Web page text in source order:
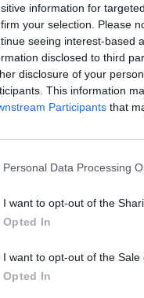
information for
your selection. Please
seeing interest-based
disclosed to third
disclosure of your
This information
Participants that
Personal Data Processing
I want to opt-out of the
Opted In
I want to opt-out of the Sale
Opted In